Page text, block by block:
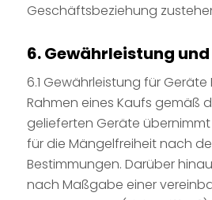
Geschäftsbeziehung
6. Gewährleistung
6.1 Gewährleistung für Geräte
Rahmen eines Kaufs gemäß
gelieferten Geräte übernimmt
für die Mängelfreiheit nach
Bestimmungen. Darüber
nach Maßgabe einer